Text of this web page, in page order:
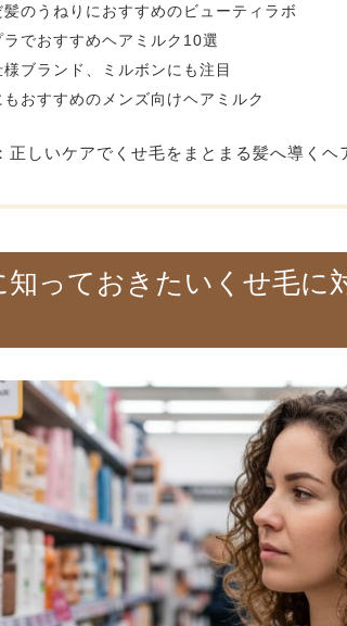
髪のうねりにおすすめのビューティラボ
ラでおすすめヘアミルク10選
様ブランド、ミルボンにも注目
もおすすめのメンズ向けヘアミルク
正しいケアでくせ毛をまとまる髪へ導くヘ
知っておきたいくせ毛に